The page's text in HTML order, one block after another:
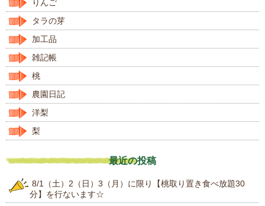
りんご
タラの芽
加工品
雑記帳
桃
農園日記
洋梨
梨
最近の投稿
8/1（土）2（日）3（月）に限り【桃取り置き食べ放題30
分】を行ないます☆